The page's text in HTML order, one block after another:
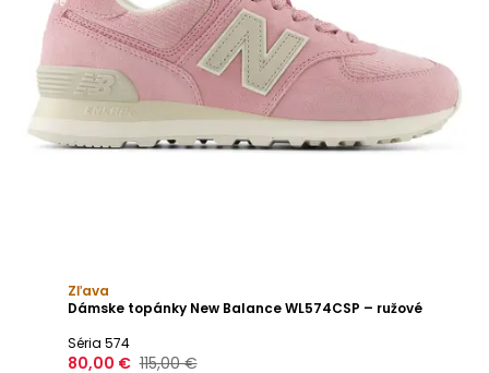
Zľava
Dámske topánky New Balance WL574CSP – ružové
Séria 574
80,00 € 115,00 €